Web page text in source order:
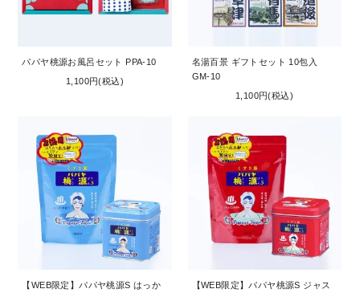
パパヤ桃源お風呂セット PPA-10
1,100円(税込)
名湯百景 ギフトセット 10包入
GM-10
1,100円(税込)
【WEB限定】パパヤ桃源S はっか
【WEB限定】パパヤ桃源S ジャス